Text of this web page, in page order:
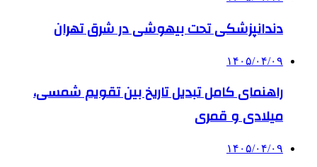
دندانپزشکی تحت بیهوشی در شرق تهران
۱۴۰۵/۰۴/۰۹
راهنمای کامل تبدیل تاریخ بین تقویم شمسی،
میلادی و قمری
۱۴۰۵/۰۴/۰۹